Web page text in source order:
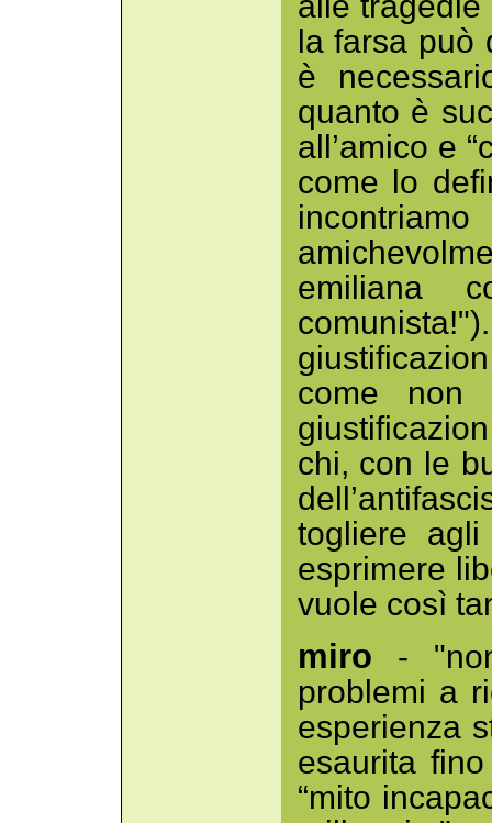
la farsa può
è
quanto è
all’amico e
come lo
emiliana
come non
chi, con le
togliere
esprimere
vuole così
miro -
problemi a
esperienza
esaurita
“mito